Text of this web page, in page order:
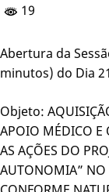
19
Abertura da
minutos) do Dia
Objeto:
APOIO MÉDICO E
AS AÇÕES DO
AUTONOMIA”